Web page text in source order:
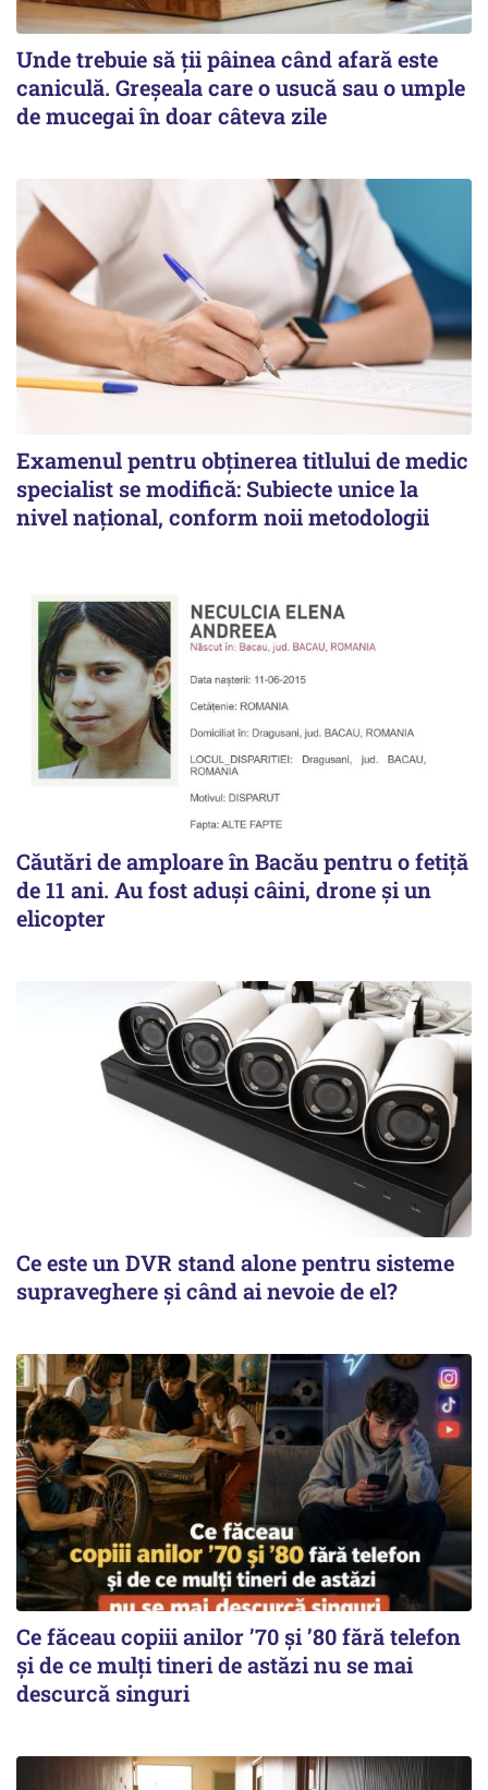
Unde trebuie să ții pâinea când afară este
caniculă. Greșeala care o usucă sau o umple
de mucegai în doar câteva zile
Examenul pentru obținerea titlului de medic
specialist se modifică: Subiecte unice la
nivel național, conform noii metodologii
Căutări de amploare în Bacău pentru o fetiță
de 11 ani. Au fost aduși câini, drone și un
elicopter
Ce este un DVR stand alone pentru sisteme
supraveghere și când ai nevoie de el?
Ce făceau copiii anilor ’70 și ’80 fără telefon
și de ce mulți tineri de astăzi nu se mai
descurcă singuri